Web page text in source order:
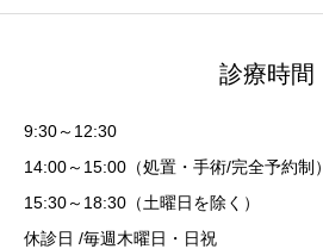
診療時間
9:30～12:30
14:00～15:00（処置・手術/完全予約制）
15:30～18:30（土曜日を除く）
休診日 /毎週木曜日・日祝